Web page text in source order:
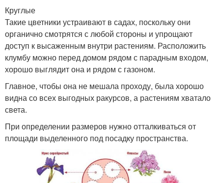
Круглые
Такие цветники устраивают в садах, поскольку они
органично смотрятся с любой стороны и упрощают
доступ к высаженным внутри растениям. Расположить
клумбу можно перед домом рядом с парадным входом,
хорошо выглядит она и рядом с газоном.
Главное, чтобы она не мешала проходу, была хорошо
видна со всех выгодных ракурсов, а растениям хватало
света.
При определении размеров нужно отталкиваться от
площади выделенного под посадку пространства.